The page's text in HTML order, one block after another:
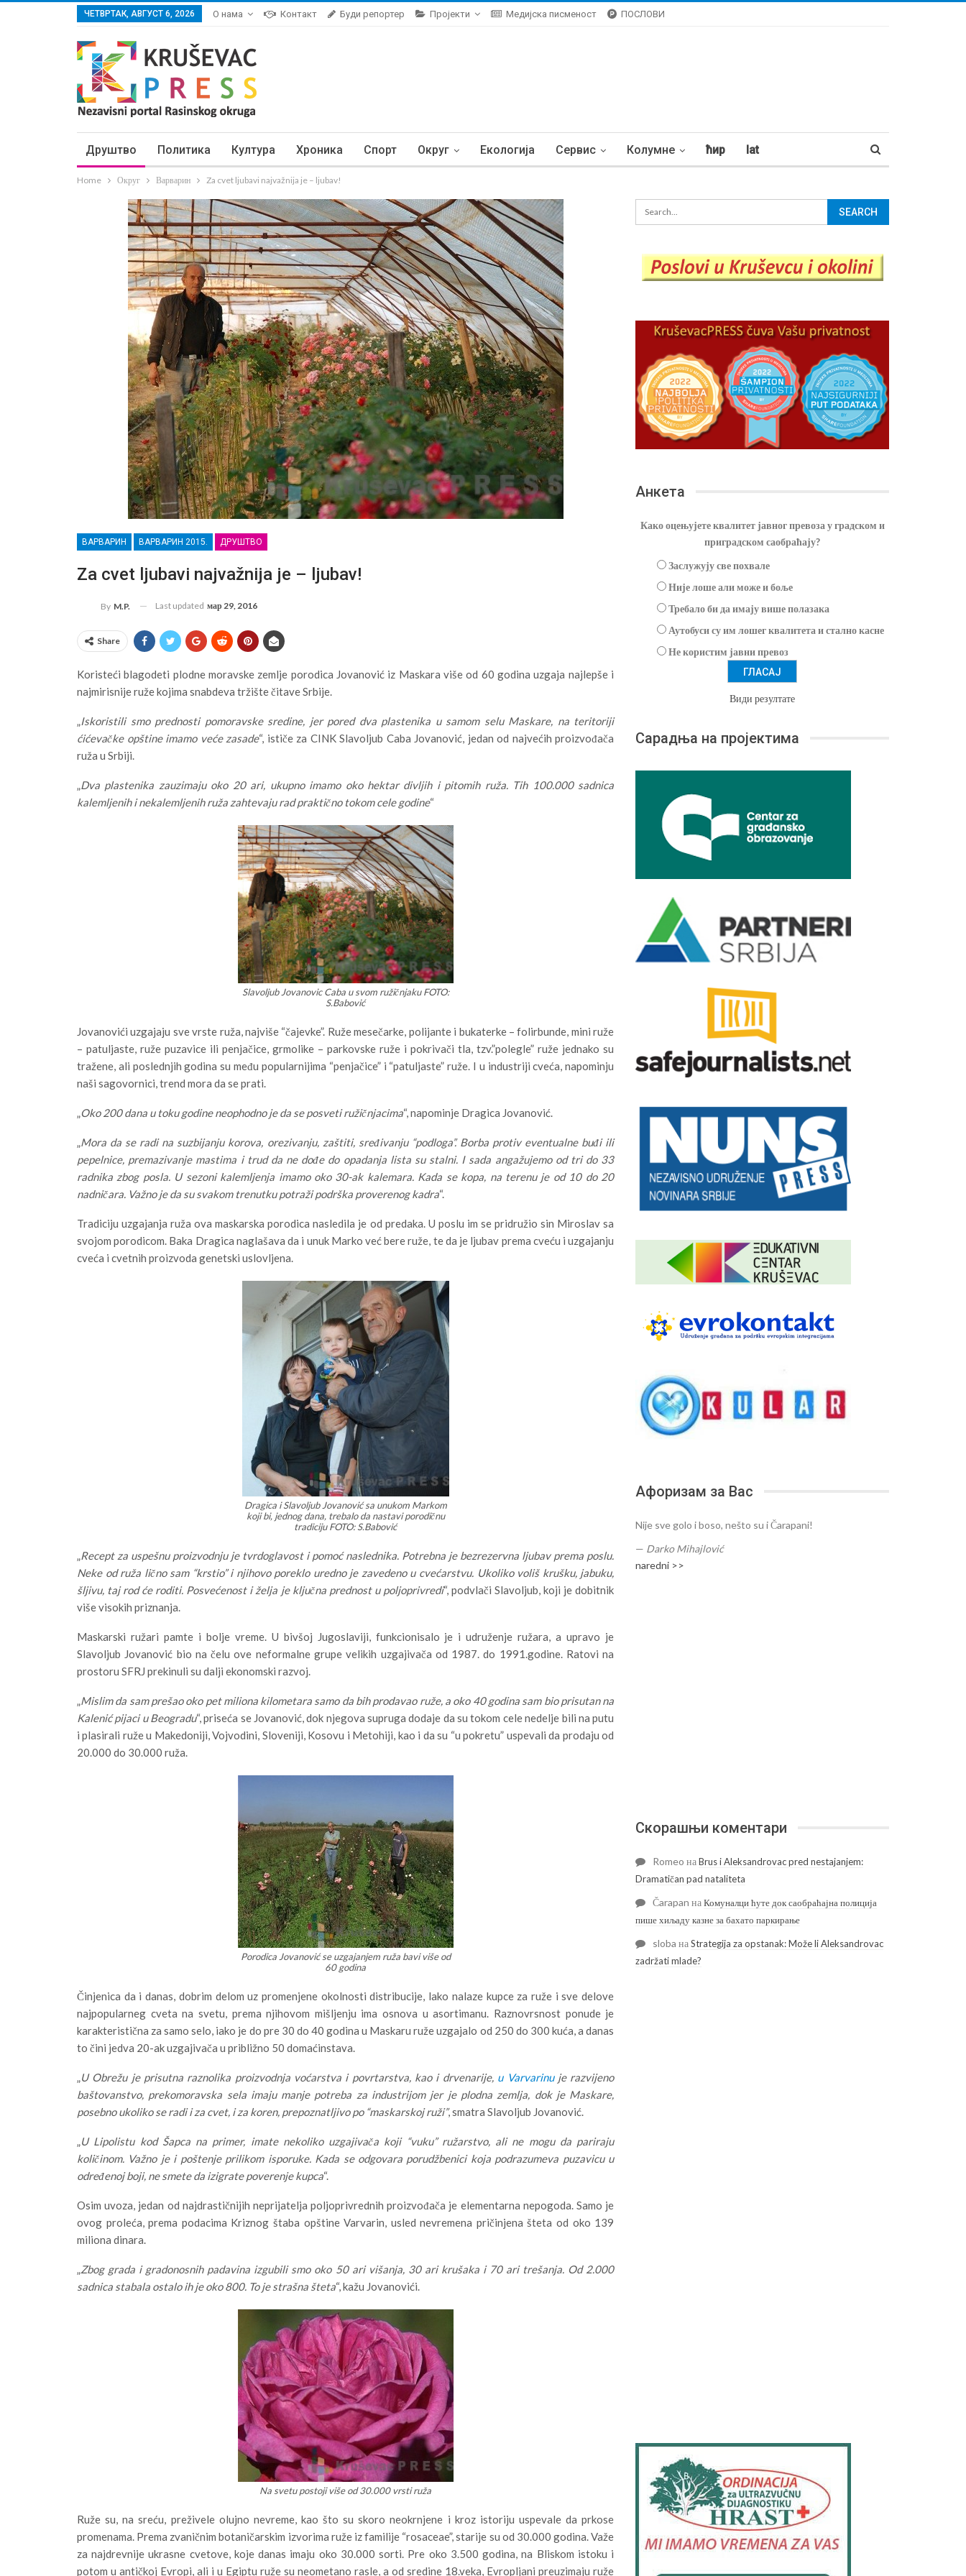
ЧЕТВРТАК, АВГУСТ 6, 2026 О нама Контакт Буди репортер Пројекти Медијска писменост ПОСЛОВИ
Друштво Политика Култура Хроника Спорт Округ Екологија Сервис Колумне ћир lat
Home Округ Варварин Za cvet ljubavi najvažnija je – ljubav!
ВАРВАРИН ВАРВАРИН 2015. ДРУШТВО
Za cvet ljubavi najvažnija je – ljubav!
By M.P. Last updated мар 29, 2016
Share
Koristeći blagodeti plodne moravske zemlje porodica Jovanović iz Maskara više od 60 godina uzgaja najlepše i
najmirisnije ruže kojima snabdeva tržište čitave Srbije.
„Iskoristili smo prednosti pomoravske sredine, jer pored dva plastenika u samom selu Maskare, na teritoriji
ćićevačke opštine imamo veće zasade“, ističe za CINK Slavoljub Caba Jovanović, jedan od najvećih proizvođača
ruža u Srbiji.
„Dva plastenika zauzimaju oko 20 ari, ukupno imamo oko hektar divljih i pitomih ruža. Tih 100.000 sadnica
kalemljenih i nekalemljenih ruža zahtevaju rad praktično tokom cele godine“
Slavoljub Jovanovic Caba u svom ružičnjaku FOTO:
S.Babović
Jovanovići uzgajaju sve vrste ruža, najviše “čajevke”. Ruže mesečarke, polijante i bukaterke – folirbunde, mini ruže
– patuljaste, ruže puzavice ili penjačice, grmolike – parkovske ruže i pokrivači tla, tzv.”polegle” ruže jednako su
tražene, ali poslednjih godina su među popularnijima “penjačice” i “patuljaste” ruže. I u industriji cveća, napominju
naši sagovornici, trend mora da se prati.
„Oko 200 dana u toku godine neophodno je da se posveti ružičnjacima“, napominje Dragica Jovanović.
„Mora da se radi na suzbijanju korova, orezivanju, zaštiti, sređivanju “podloga”. Borba protiv eventualne buđi ili
pepelnice, premazivanje mastima i trud da ne dođe do opadanja lista su stalni. I sada angažujemo od tri do 33
radnika zbog posla. U sezoni kalemljenja imamo oko 30-ak kalemara. Kada se kopa, na terenu je od 10 do 20
nadničara. Važno je da su svakom trenutku potraži podrška proverenog kadra“.
Tradiciju uzgajanja ruža ova maskarska porodica nasledila je od predaka. U poslu im se pridružio sin Miroslav sa
svojom porodicom. Baka Dragica naglašava da i unuk Marko već bere ruže, te da je ljubav prema cveću i uzgajanju
cveća i cvetnih proizvoda genetski uslovljena.
Dragica i Slavoljub Jovanović sa unukom Markom
koji bi, jednog dana, trebalo da nastavi porodičnu
tradiciju FOTO: S.Babović
„Recept za uspešnu proizvodnju je tvrdoglavost i pomoć naslednika. Potrebna je bezrezervna ljubav prema poslu.
Neke od ruža lično sam “krstio” i njihovo poreklo uredno je zavedeno u cvećarstvu. Ukoliko voliš krušku, jabuku,
šljivu, taj rod će roditi. Posvećenost i želja je ključna prednost u poljoprivredi“, podvlači Slavoljub, koji je dobitnik
više visokih priznanja.
Maskarski ružari pamte i bolje vreme. U bivšoj Jugoslaviji, funkcionisalo je i udruženje ružara, a upravo je
Slavoljub Jovanović bio na čelu ove neformalne grupe velikih uzgajivača od 1987. do 1991.godine. Ratovi na
prostoru SFRJ prekinuli su dalji ekonomski razvoj.
„Mislim da sam prešao oko pet miliona kilometara samo da bih prodavao ruže, a oko 40 godina sam bio prisutan na
Kalenić pijaci u Beogradu“, priseća se Jovanović, dok njegova supruga dodaje da su tokom cele nedelje bili na putu
i plasirali ruže u Makedoniji, Vojvodini, Sloveniji, Kosovu i Metohiji, kao i da su “u pokretu” uspevali da prodaju od
20.000 do 30.000 ruža.
Porodica Jovanović se uzgajanjem ruža bavi više od
60 godina
Činjenica da i danas, dobrim delom uz promenjene okolnosti distribucije, lako nalaze kupce za ruže i sve delove
najpopularneg cveta na svetu, prema njihovom mišljenju ima osnova u asortimanu. Raznovrsnost ponude je
karakteristična za samo selo, iako je do pre 30 do 40 godina u Maskaru ruže uzgajalo od 250 do 300 kuća, a danas
to čini jedva 20-ak uzgajivača u približno 50 domaćinstava.
„U Obrežu je prisutna raznolika proizvodnja voćarstva i povrtarstva, kao i drvenarije, u Varvarinuje razvijeno
baštovanstvo, prekomoravska sela imaju manje potreba za industrijom jer je plodna zemlja, dok je Maskare,
posebno ukoliko se radi i za cvet, i za koren, prepoznatljivo po “maskarskoj ruži”, smatra Slavoljub Jovanović.
„U Lipolistu kod Šapca na primer, imate nekoliko uzgajivača koji “vuku” ružarstvo, ali ne mogu da pariraju
količinom. Važno je i poštenje prilikom isporuke. Kada se odgovara porudžbenici koja podrazumeva puzavicu u
određenoj boji, ne smete da izigrate poverenje kupca“.
Osim uvoza, jedan od najdrastičnijih neprijatelja poljoprivrednih proizvođača je elementarna nepogoda. Samo je
ovog proleća, prema podacima Kriznog štaba opštine Varvarin, usled nevremena pričinjena šteta od oko 139
miliona dinara.
„Zbog grada i gradonosnih padavina izgubili smo oko 50 ari višanja, 30 ari krušaka i 70 ari trešanja. Od 2.000
sadnica stabala ostalo ih je oko 800. To je strašna šteta“, kažu Jovanovići.
Na svetu postoji više od 30.000 vrsti ruža
Ruže su, na sreću, preživele olujno nevreme, kao što su skoro neokrnjene i kroz istoriju uspevale da prkose
promenama. Prema zvaničnim botaničarskim izvorima ruže iz familije “rosaceae”, starije su od 30.000 godina. Važe
za najdrevnije ukrasne cvetove, koje danas imaju oko 30.000 sorti. Pre oko 3.500 godina, na Bliskom istoku i
potom u antičkoj Evropi, ali i u Egiptu ruže su neometano rasle, a od sredine 18.veka, Evropljani preuzimaju ruže
Анкета
Како оцењујете квалитет јавног превоза у градском и
приградском саобраћају?
Заслужују све похвале
Није лоше али може и боље
Требало би да имају више полазака
Аутобуси су им лошег квалитета и стално касне
Не користим јавни превоз
Види резултате
Сарадња на пројектима
Афоризам за Вас
Nije sve golo i boso, nešto su i Čarapani!
— Darko Mihajlović
naredni >>
Скорашњи коментари
Romeo наBrus i Aleksandrovac pred nestajanjem:
Dramatičan pad nataliteta
Čarapan наКомуналци ћуте док саобраћајна полиција
пише хиљаду казне за бахато паркирање
sloba наStrategija za opstanak: Može li Aleksandrovac
zadržati mlade?